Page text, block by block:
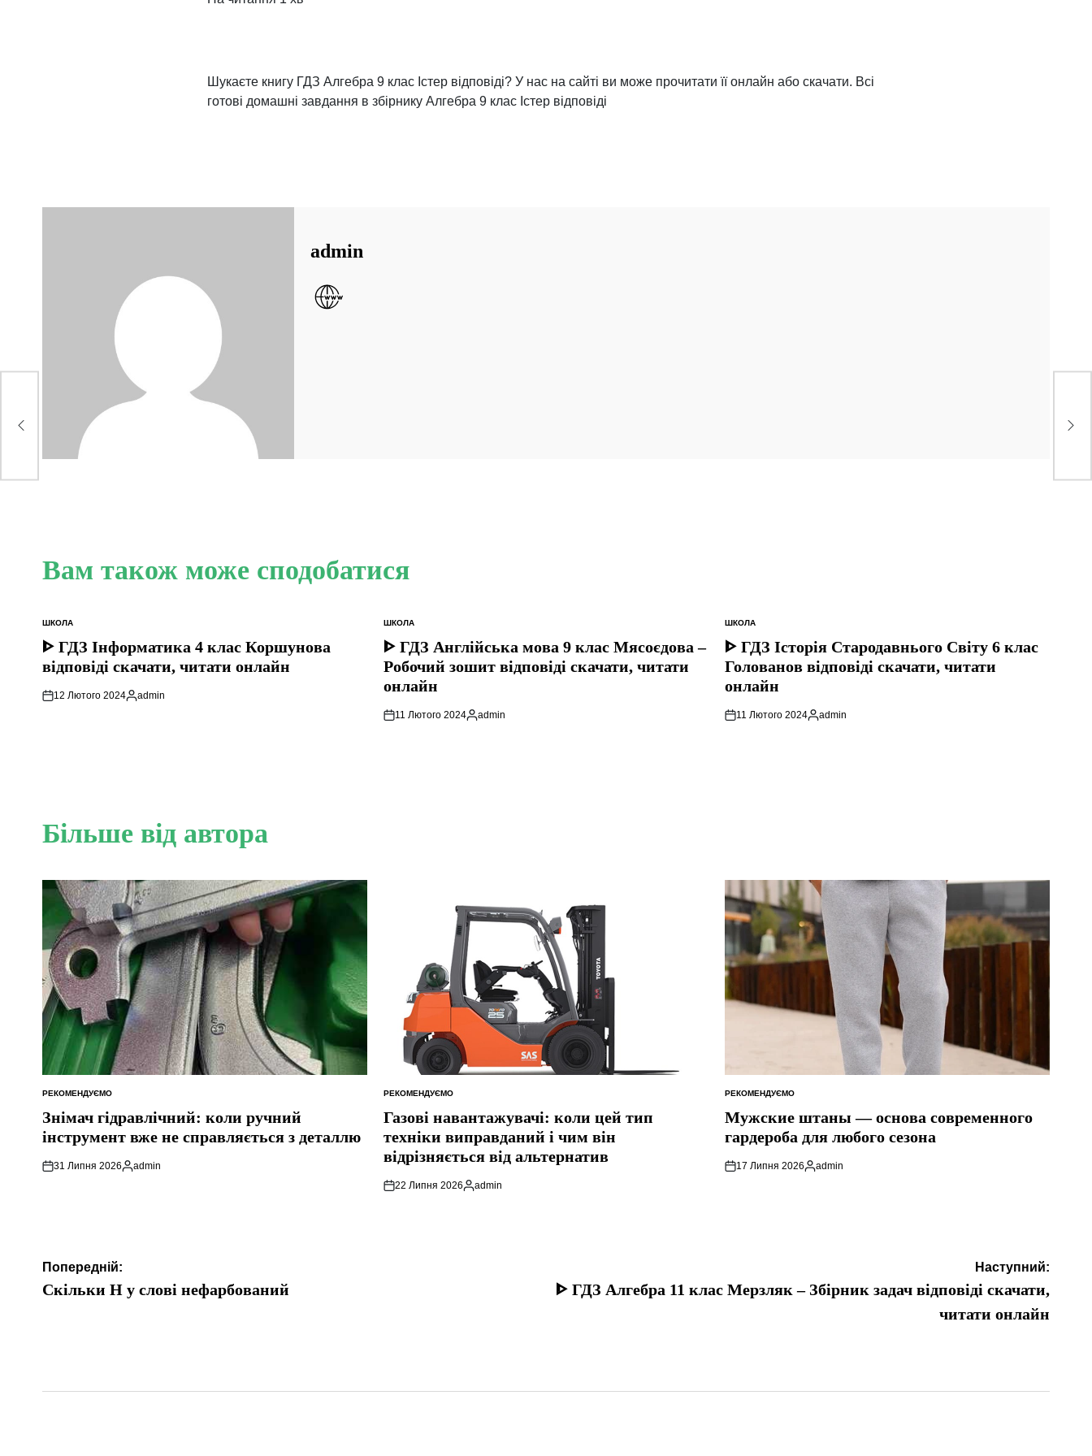
Шукаєте книгу ГДЗ Алгебра 9 клас Істер відповіді? У нас на сайті ви може прочитати її онлайн або скачати. Всі
готові домашні завдання в збірнику Алгебра 9 клас Істер відповіді
admin
Вам також може сподобатися
ОПУБЛІКУВАТИ
У
ШКОЛА
ᐈ ГДЗ Інформатика 4 клас Коршунова
відповіді скачати, читати онлайн
12 Лютого 2024
Опубліковано
admin
ОПУБЛІКУВАТИ
У
ШКОЛА
ᐈ ГДЗ Англійська мова 9 клас Мясоєдова –
Робочий зошит відповіді скачати, читати
онлайн
11 Лютого 2024
Опубліковано
admin
ОПУБЛІКУВАТИ
У
ШКОЛА
ᐈ ГДЗ Історія Стародавнього Свiту 6 клас
Голованов відповіді скачати, читати
онлайн
11 Лютого 2024
Опубліковано
admin
Більше від автора
ОПУБЛІКУВАТИ
РЕКОМЕНДУЄМО
Знімач гідравлічний: коли ручний
інструмент вже не справляється з деталлю
31 Липня 2026
Опубліковано
admin
ОПУБЛІКУВАТИ
РЕКОМЕНДУЄМО
Газові навантажувачі: коли цей тип
техніки виправданий і чим він
відрізняється від альтернатив
22 Липня 2026
Опубліковано
admin
ОПУБЛІКУВАТИ
РЕКОМЕНДУЄМО
Мужские штаны — основа современного
гардероба для любого сезона
17 Липня 2026
Опубліковано
admin
Навігація
записів
Попередній:
Скільки Н у слові нефарбований
Наступний:
ᐈ ГДЗ Алгебра 11 клас Мерзляк – Збірник задач відповіді скачати,
читати онлайн